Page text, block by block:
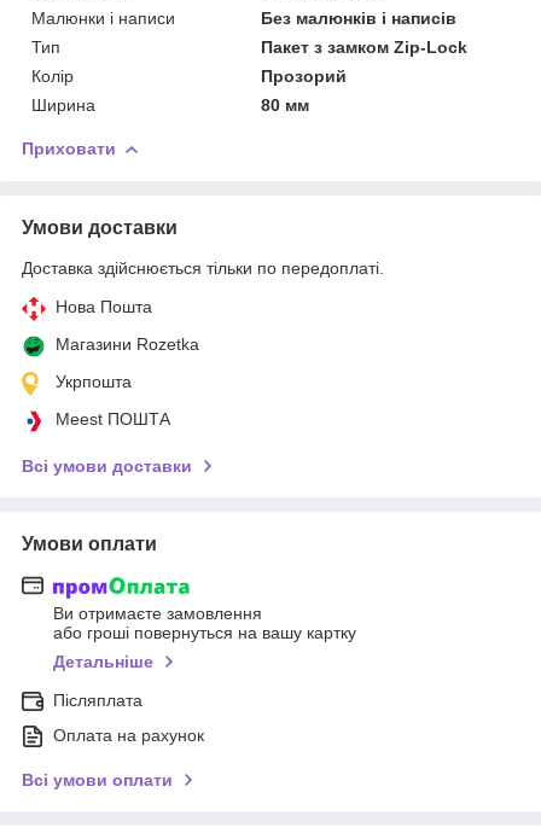
Малюнки і написи
Без малюнків і написів
Тип
Пакет з замком Zip-Lock
Колір
Прозорий
Ширина
80 мм
Приховати
Умови доставки
Доставка здійснюється тільки по передоплаті.
Нова Пошта
Магазини Rozetka
Укрпошта
Meest ПОШТА
Всі умови доставки
Умови оплати
Ви отримаєте замовлення
або гроші повернуться на вашу картку
Детальніше
Післяплата
Оплата на рахунок
Всі умови оплати